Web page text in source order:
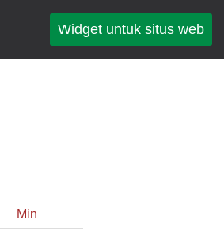
Widget untuk situs web
Min